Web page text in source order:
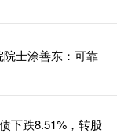
士涂善东：可靠
下跌8.51%，转股